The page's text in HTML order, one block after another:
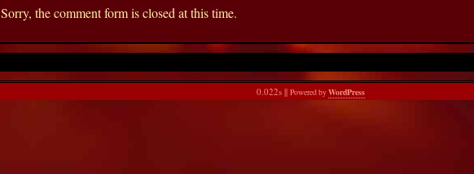
Sorry, the comment form is closed at this time.
0.022s || Powered byWordPress